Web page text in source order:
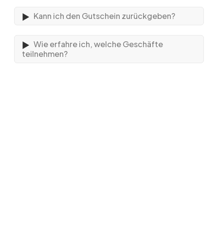
Kann ich den Gutschein zurückgeben?
Wie erfahre ich, welche Geschäfte
teilnehmen?